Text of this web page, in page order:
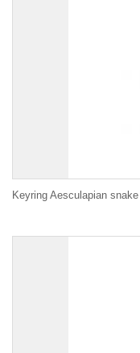
Keyring Aesculapian snake